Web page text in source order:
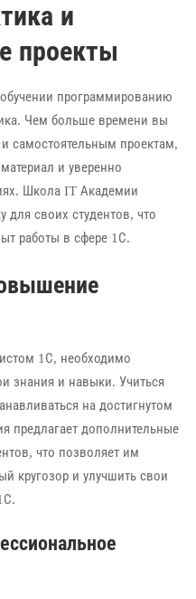
и
проекты
программированию
Чем больше времени вы
самостоятельным проектам,
и уверенно
Школа IT Академии
для своих студентов, что
работы в сфере 1С.
1С, необходимо
знания и навыки. Учиться
на достигнутом
предлагает дополнительные
что позволяет им
кругозор и улучшить свои